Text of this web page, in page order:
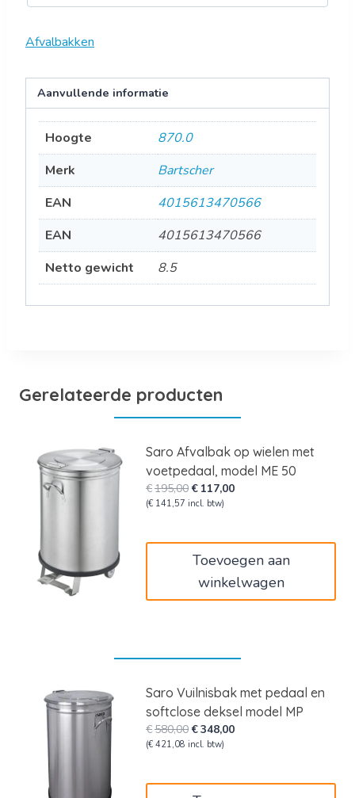
Afvalbakken
Aanvullende informatie
Hoogte
870.0
Merk
Bartscher
EAN
4015613470566
EAN
4015613470566
Netto gewicht
8.5
Gerelateerde producten
Saro Afvalbak op wielen met
voetpedaal, model ME 50
€195,00Oorspronkelijke
prijs
€ 117,00Huidige
(€ 141,57 incl. btw)
Toevoegen aan
winkelwagen
Saro Vuilnisbak met pedaal en
softclose deksel model MP
€580,00Oorspronkelijke
prijs
€348,00Huidige
(€ 421,08 incl. btw)